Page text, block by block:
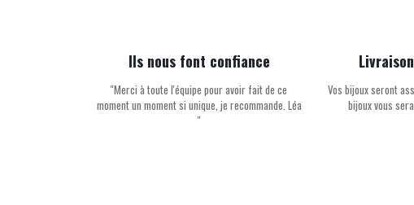
Ils nous font confiance
''Merci à toute l'équipe pour avoir fait de ce
moment un moment si unique, je recommande. Léa
''
Vos bijoux seront
bijoux vous